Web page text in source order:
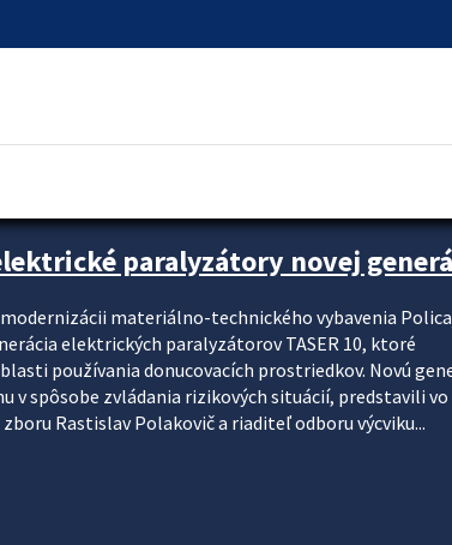
paralyzátory novej
materiálno-technického vybavenia
elektrických paralyzátorov TASER 10, ktoré
používania donucovacích prostriedkov. Novú
spôsobe zvládania rizikových situácií, predstavili vo
Rastislav Polakovič a riaditeľ odboru výcviku...